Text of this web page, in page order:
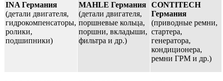
INA Германия
(детали двигателя,
гидрокомпенсаторы,
ролики,
подшипники)
MAHLE Германия
(детали двигателя,
поршневые кольца,
поршни, вкладыши,
фильтра и др.)
CONTITECH
Германия
(приводные ремни,
стартера,
генератора,
кондиционера,
ремни ГРМ и др.)